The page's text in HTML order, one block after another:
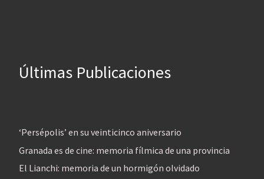
Últimas Publicaciones
‘Persépolis’ en su veinticinco aniversario
Granada es de cine: memoria fílmica de una provincia
El Lianchi: memoria de un hormigón olvidado